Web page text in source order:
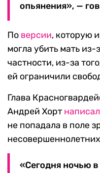
опьянения», —
По версии, которую
могла убить мать
частности, из-за
ей ограничили
Глава
Андрей Хорт написал
не попадала в поле
«Сегодня ночью